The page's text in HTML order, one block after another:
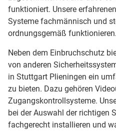
funktioniert. Unsere
Systeme fachmännisch und
ordnungsgemäß funktionieren.
Neben dem Einbruchschutz
von anderen
in Stuttgart Plieningen ein
zu bieten. Dazu gehören
Zugangskontrollsysteme.
bei der Auswahl der richtigen
fachgerecht installieren und